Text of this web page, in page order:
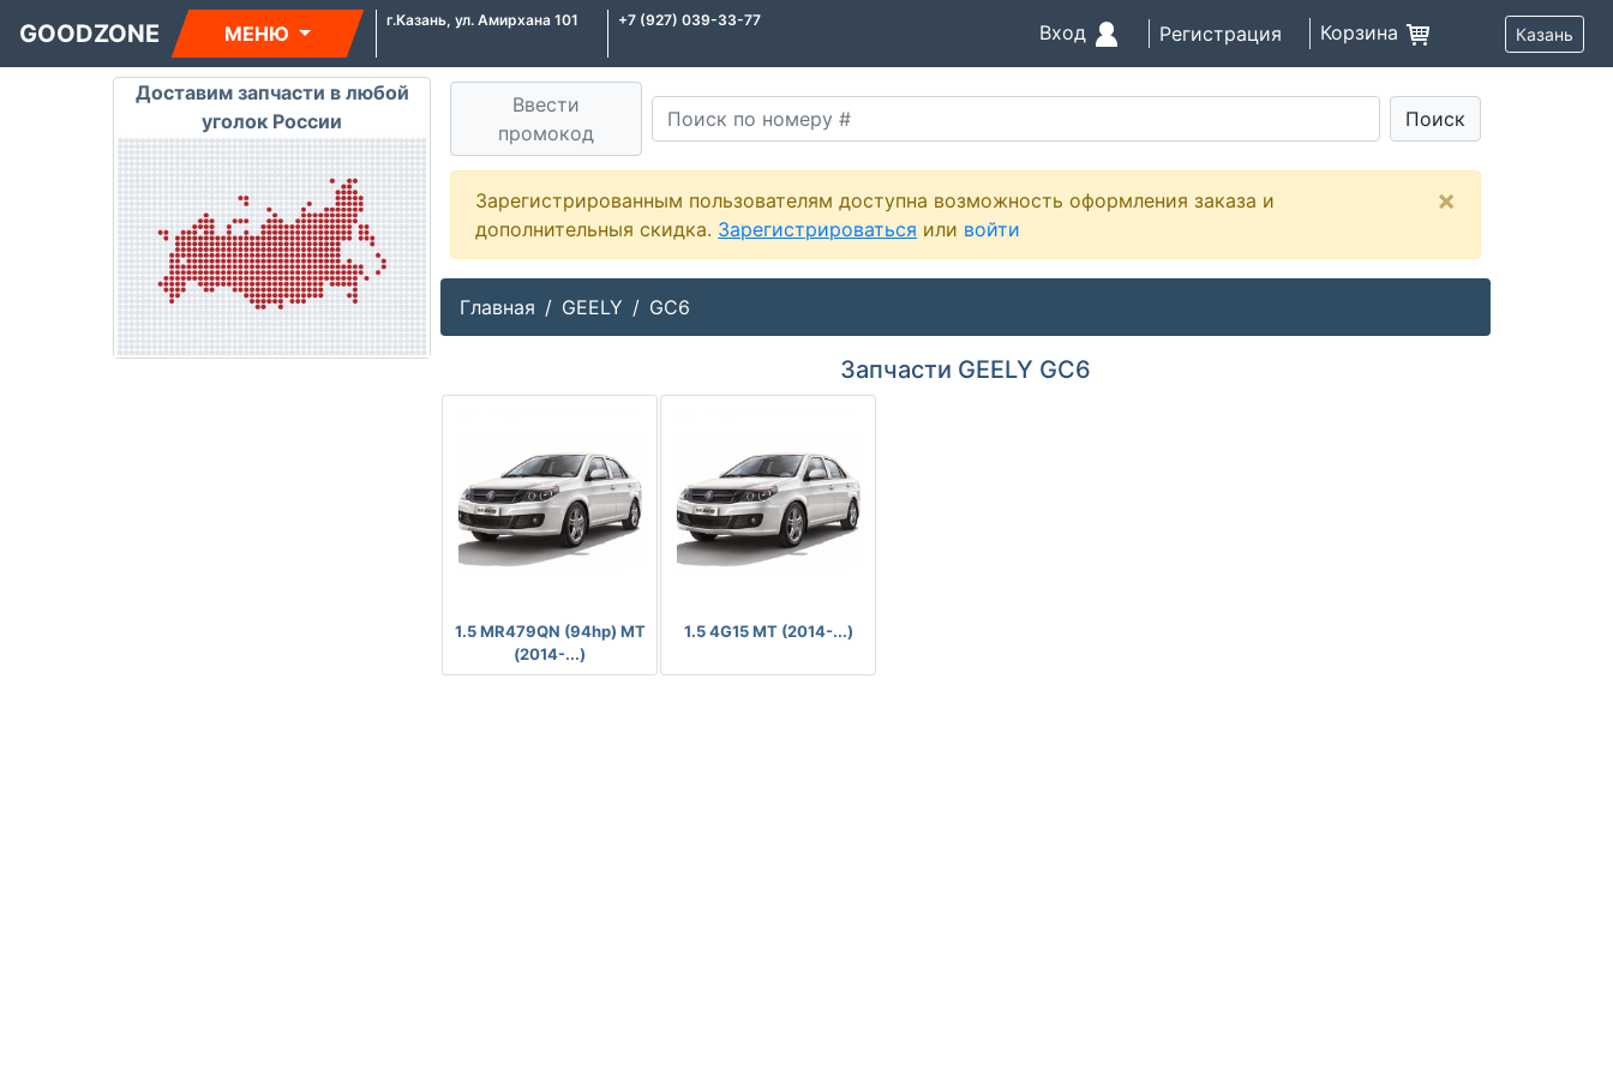
GOODZONE МЕНЮ
г.Казань, ул. Амирхана 101 +7 (927) 039-33-77
Вход Регистрация Корзина Казань
Доставим запчасти в любой
уголок России
Ввести
промокод
Поиск
Зарегистрированным пользователям доступна возможность оформления заказа и
дополнительныя скидка. Зарегистрироваться или войти
×
Главная GEELY GC6
Запчасти GEELY GC6
1.5 MR479QN (94hp) MT
(2014-...)
1.5 4G15 MT (2014-...)